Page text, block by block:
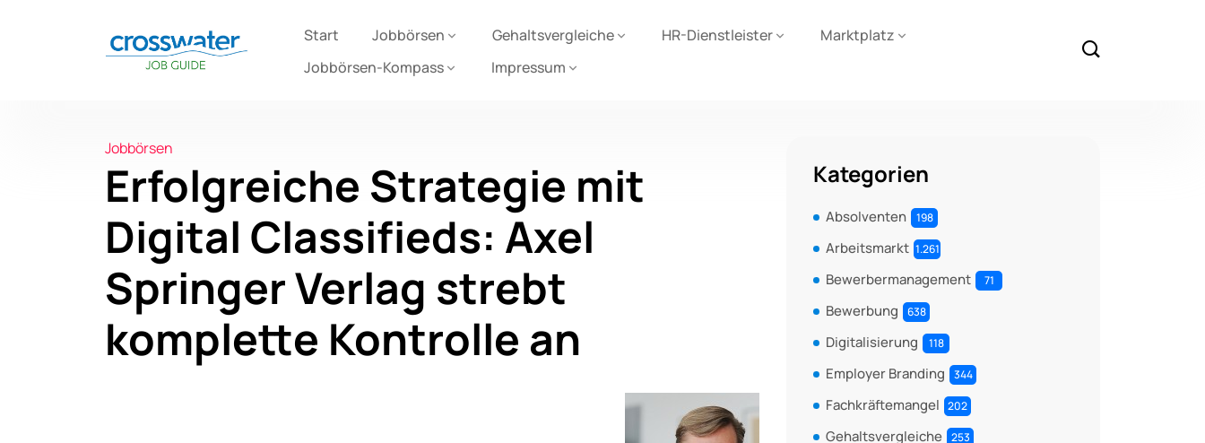
Start Jobbörsen Gehaltsvergleiche HR-Dienstleister
Marktplatz
Jobbörsen-Kompass
Impressum
Jobbörsen
Erfolgreiche Strategie mit
Digital Classifieds: Axel
Springer Verlag strebt
komplette Kontrolle an
Kategorien
Absolventen 198
Arbeitsmarkt 1.261
Bewerbermanagement 71
Bewerbung 638
Digitalisierung 118
Employer Branding 344
Fachkräftemangel 202
Gehaltsvergleiche 253